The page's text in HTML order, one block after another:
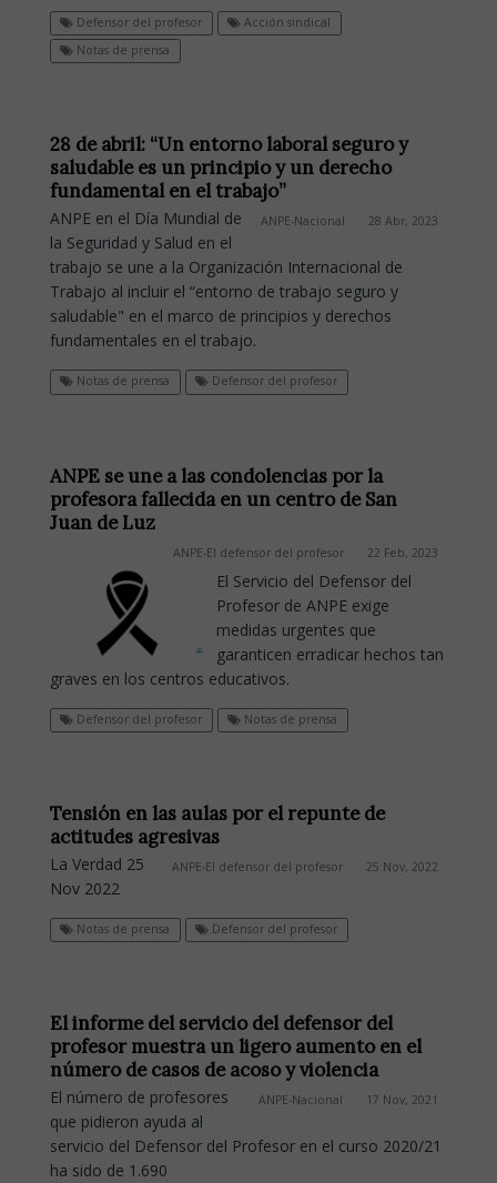
Defensor del profesor
Acción sindical
Notas de prensa
28 de abril: “Un entorno laboral seguro y
saludable es un principio y un derecho
fundamental en el trabajo”
ANPE-Nacional 28 Abr, 2023
ANPE en el Día Mundial de
la Seguridad y Salud en el
trabajo se une a la Organización Internacional de
Trabajo al incluir el “entorno de trabajo seguro y
saludable" en el marco de principios y derechos
fundamentales en el trabajo.
Notas de prensa Defensor del profesor
ANPE se une a las condolencias por la
profesora fallecida en un centro de San
Juan de Luz
ANPE-El defensor del profesor 22 Feb, 2023
El Servicio del Defensor del
Profesor de ANPE exige
medidas urgentes que
garanticen erradicar hechos tan
graves en los centros educativos.
Defensor del profesor Notas de prensa
Tensión en las aulas por el repunte de
actitudes agresivas
ANPE-El defensor del profesor 25 Nov, 2022
La Verdad 25
Nov 2022
Notas de prensa Defensor del profesor
El informe del servicio del defensor del
profesor muestra un ligero aumento en el
número de casos de acoso y violencia
ANPE-Nacional 17 Nov, 2021
El número de profesores
que pidieron ayuda al
servicio del Defensor del Profesor en el curso 2020/21
ha sido de 1.690